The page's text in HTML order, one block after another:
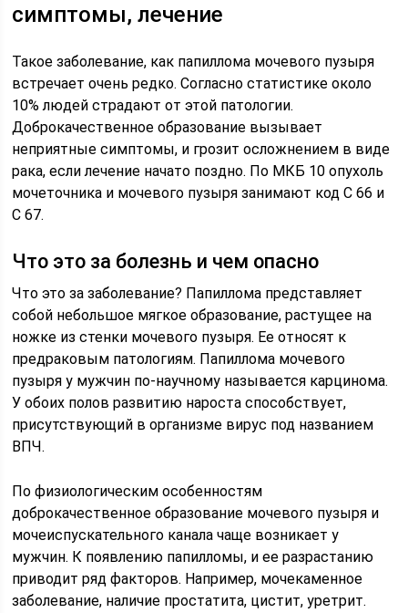
симптомы, лечение
Такое заболевание, как папиллома мочевого пузыря
встречает очень редко. Согласно статистике около
10% людей страдают от этой патологии.
Доброкачественное образование вызывает
неприятные симптомы, и грозит осложнением в виде
рака, если лечение начато поздно. По МКБ 10 опухоль
мочеточника и мочевого пузыря занимают код С 66 и
С 67.
Что это за болезнь и чем опасно
Что это за заболевание? Папиллома представляет
собой небольшое мягкое образование, растущее на
ножке из стенки мочевого пузыря. Ее относят к
предраковым патологиям. Папиллома мочевого
пузыря у мужчин по-научному называется карцинома.
У обоих полов развитию нароста способствует,
присутствующий в организме вирус под названием
ВПЧ.
По физиологическим особенностям
доброкачественное образование мочевого пузыря и
мочеиспускательного канала чаще возникает у
мужчин. К появлению папилломы, и ее разрастанию
приводит ряд факторов. Например, мочекаменное
заболевание, наличие простатита, цистит, уретрит.